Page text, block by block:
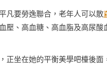
要勞逸聯合，老年人可以散
壓、高血糖、高血脂及高尿
正坐在她的平衡美學吧檯後面